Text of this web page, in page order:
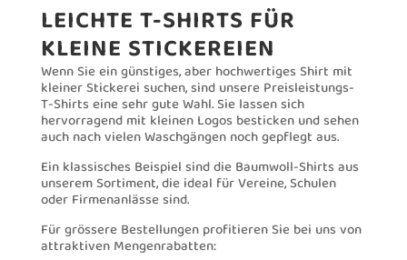
LEICHTE T-SHIRTS FÜR
KLEINE STICKEREIEN
Wenn Sie ein günstiges, aber hochwertiges Shirt mit
kleiner Stickerei suchen, sind unsere Preisleistungs-
T-Shirts eine sehr gute Wahl. Sie lassen sich
hervorragend mit kleinen Logos besticken und sehen
auch nach vielen Waschgängen noch gepflegt aus.
Ein klassisches Beispiel sind die Baumwoll-Shirts aus
unserem Sortiment, die ideal für Vereine, Schulen
oder Firmenanlässe sind.
Für grössere Bestellungen profitieren Sie bei uns von
attraktiven Mengenrabatten: